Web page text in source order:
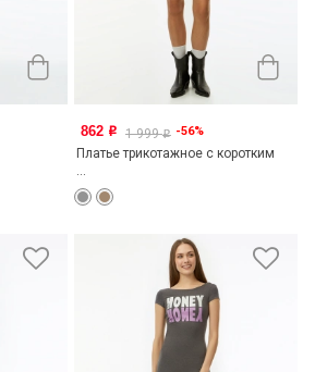
862 o 1 999o -56%
Платье трикотажное с коротким